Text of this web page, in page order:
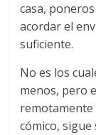
casa,
acordar el
suficiente.
No es los
menos, pero
remotamente
cómico,